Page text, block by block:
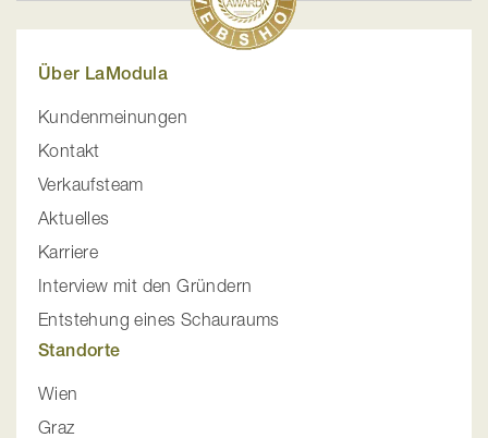
Über LaModula
Kundenmeinungen
Kontakt
Verkaufsteam
Aktuelles
Karriere
Interview mit den Gründern
Entstehung eines Schauraums
Standorte
Wien
Graz